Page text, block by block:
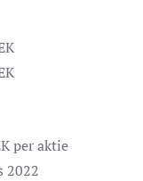
per aktie
2022